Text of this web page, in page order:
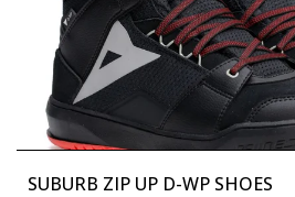
SUBURB ZIP UP D-WP SHOES